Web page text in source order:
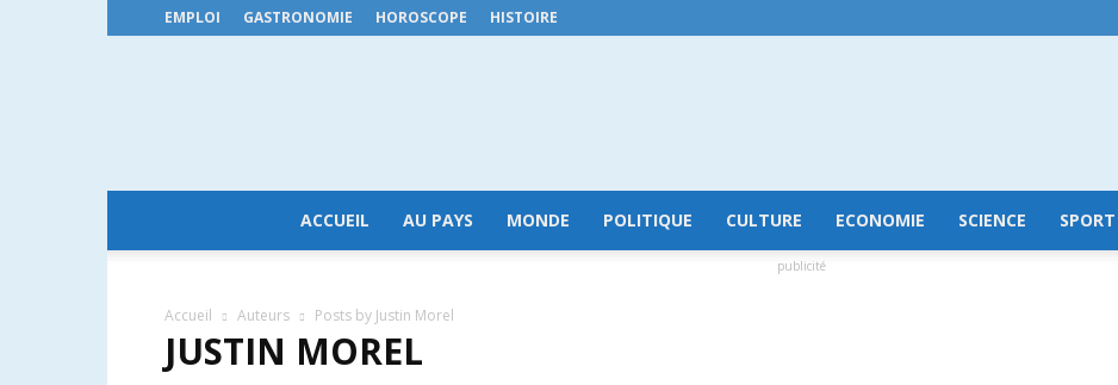
EMPLOI GASTRONOMIE HOROSCOPE HISTOIRE
GuineeConakry.online
ACCUEIL AU PAYS MONDE POLITIQUE CULTURE ECONOMIE SCIENCE SPORT
publicité
Accueil Auteurs Posts by Justin Morel
JUSTIN MOREL